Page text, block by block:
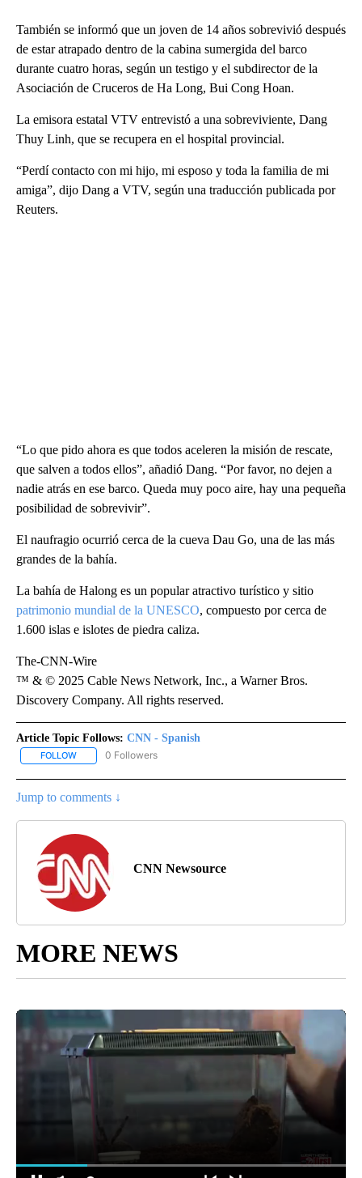
También se informó que un joven de 14 años sobrevivió después
de estar atrapado dentro de la cabina sumergida del barco
durante cuatro horas, según un testigo y el subdirector de la
Asociación de Cruceros de Ha Long, Bui Cong Hoan.
La emisora estatal VTV entrevistó a una sobreviviente, Dang
Thuy Linh, que se recupera en el hospital provincial.
“Perdí contacto con mi hijo, mi esposo y toda la familia de mi
amiga”, dijo Dang a VTV, según una traducción publicada por
Reuters.
“Lo que pido ahora es que todos aceleren la misión de rescate,
que salven a todos ellos”, añadió Dang. “Por favor, no dejen a
nadie atrás en ese barco. Queda muy poco aire, hay una pequeña
posibilidad de sobrevivir”.
El naufragio ocurrió cerca de la cueva Dau Go, una de las más
grandes de la bahía.
La bahía de Halong es un popular atractivo turístico y sitio
patrimonio mundial de la UNESCO, compuesto por cerca de
1.600 islas e islotes de piedra caliza.
The-CNN-Wire
™ & © 2025 Cable News Network, Inc., a Warner Bros.
Discovery Company. All rights reserved.
Article Topic Follows: CNN - Spanish
FOLLOW FOLLOW "CNN - SPANISH" TO RECEIVE NOTIFICATIONS ABOUT
0 Followers
Jump to comments ↓
CNN Newsource
MORE NEWS